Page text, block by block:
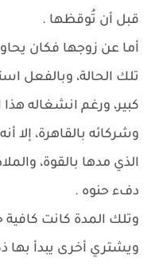
قبل أن تُوقظها .
أما عن زوجها فكان
تلك الحالة، وبالفعل
كبير، ورغم انشغاله
وشركائه بالقاهرة، إلا
الذي مدها بالقوة،
دفء حنوه .
وتلك المدة كانت
ويشتري أخرى يبدأ بها